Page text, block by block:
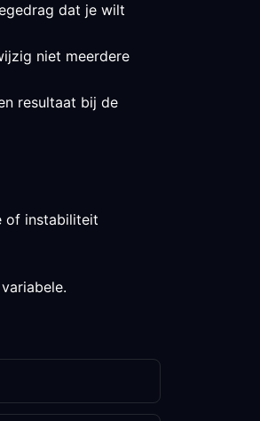
dat je wilt
niet meerdere
resultaat bij de
of instabiliteit